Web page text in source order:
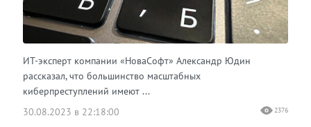
ИТ-эксперт компании «НоваСофт» Александр Юдин
рассказал, что большинство масштабных
киберпреступлений имеют ...
30.08.2023 в 22:18:00
2376